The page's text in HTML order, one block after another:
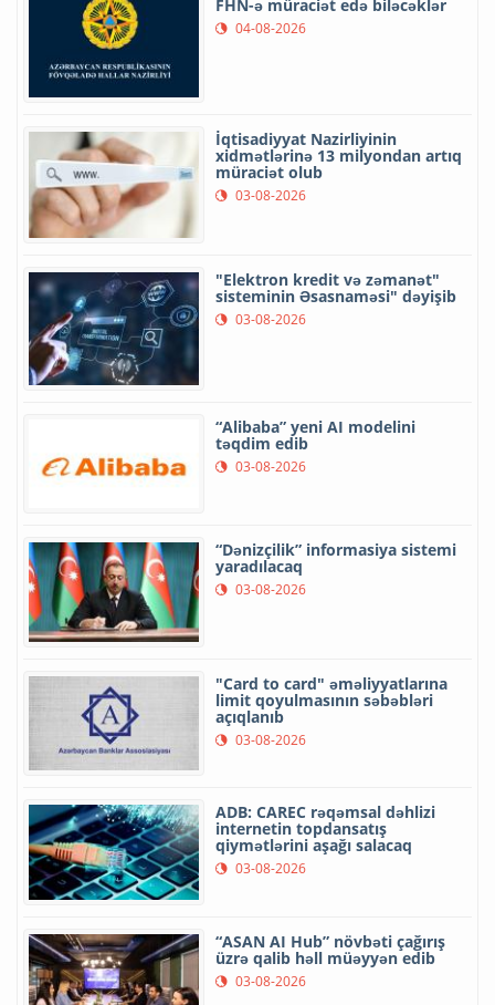
FHN-ə müraciət edə biləcəklər
04-08-2026
İqtisadiyyat Nazirliyinin
xidmətlərinə 13 milyondan artıq
müraciət olub
03-08-2026
"Elektron kredit və zəmanət"
sisteminin Əsasnaməsi" dəyişib
03-08-2026
“Alibaba” yeni AI modelini
təqdim edib
03-08-2026
“Dənizçilik” informasiya sistemi
yaradılacaq
03-08-2026
"Card to card" əməliyyatlarına
limit qoyulmasının səbəbləri
açıqlanıb
03-08-2026
ADB: CAREC rəqəmsal dəhlizi
internetin topdansatış
qiymətlərini aşağı salacaq
03-08-2026
“ASAN AI Hub” növbəti çağırış
üzrə qalib həll müəyyən edib
03-08-2026